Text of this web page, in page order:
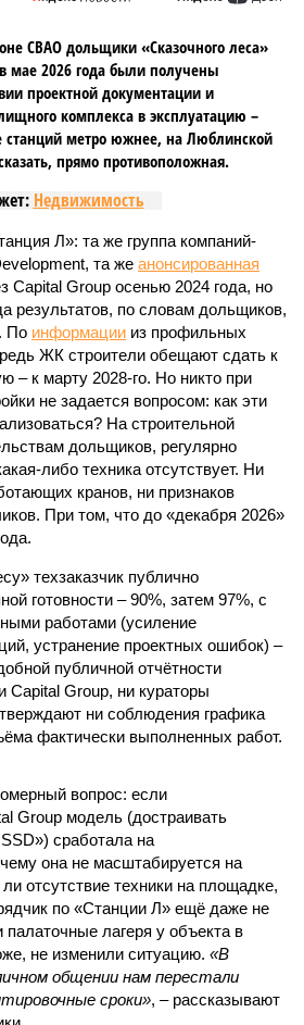
СВАО дольщики «Сказочного леса»
мае 2026 года были получены
проектной документации и
комплекса в эксплуатацию –
станций метро южнее, на Люблинской
прямо противоположная.
Недвижимость
Л»: та же группа компаний-
та же анонсированная
Capital Group осенью 2024 года, но
результатов, по словам дольщиков,
По информации из профильных
ЖК строители обещают сдать к
– к марту 2028-го. Но никто при
не задается вопросом: как эти
На строительной
дольщиков, регулярно
либо техника отсутствует. Ни
кранов, ни признаков
При том, что до «декабря 2026»
техзаказчик публично
готовности – 90%, затем 97%, с
работами (усиление
устранение проектных ошибок) –
публичной отчётности
Capital Group, ни кураторы
ни соблюдения графика
фактически выполненных работ.
вопрос: если
Group модель (достраивать
сработала на
она не масштабируется на
отсутствие техники на площадке,
по «Станции Л» ещё даже не
палаточные лагеря у объекта в
не изменили ситуацию. «В
общении нам перестали
сроки», – рассказывают